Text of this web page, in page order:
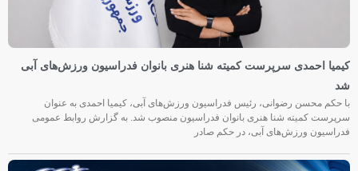
کیمیا احمدی سرپرست کمیته شنا هنری بانوان فدراسیون ورزش‌های آبی
شد
با حکم محسن رضوانی، رئیس فدراسیون ورزش‌های آبی، کیمیا احمدی به عنوان
سرپرست کمیته شنا هنری بانوان فدراسیون منصوب شد. به گزارش روابط عمومی
فدراسیون ورزش‌های آبی، در حکم صادر